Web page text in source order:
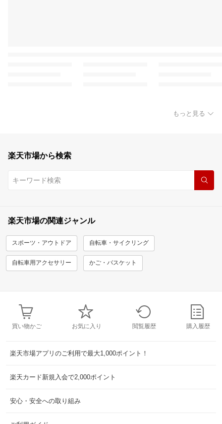
もっと見る
楽天市場から検索
楽天市場の関連ジャンル
スポーツ・アウトドア 自転車・サイクリング
自転車用アクセサリー かご・バスケット
買い物かご お気に入り 閲覧履歴 購入履歴
楽天市場アプリのご利用で最大1,000ポイント！
楽天カード新規入会で2,000ポイント
安心・安全への取り組み